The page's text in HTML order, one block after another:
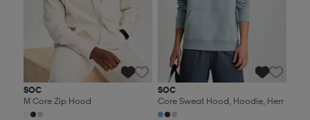
SOC
M Core Zip Hood
SOC
Core Sweat Hood, Hoodie, Herr